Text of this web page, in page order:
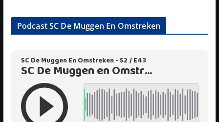
Podcast SC De Muggen En Omstreken